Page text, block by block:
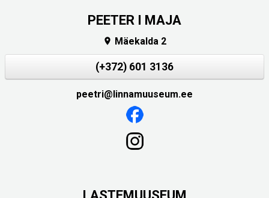
PEETER I MAJA
 Mäekalda 2
(+372) 601 3136
peetri@linnamuuseum.ee